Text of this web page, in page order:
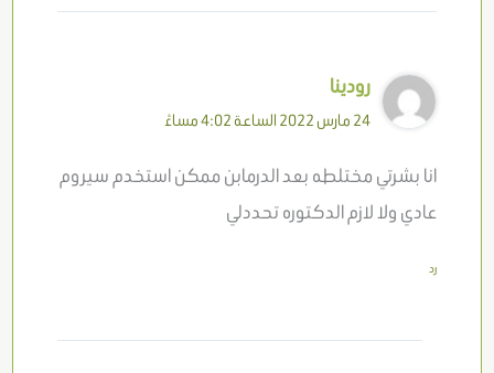
رودينا
24 مارس 2022 الساعة 4:02 مساءً
انا بشرتي مختلطه بعد الدرمابن ممكن استخدم سيروم
عادي ولا لازم الدكتوره تحددلي
رد